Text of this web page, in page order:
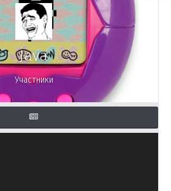
Java
Участники